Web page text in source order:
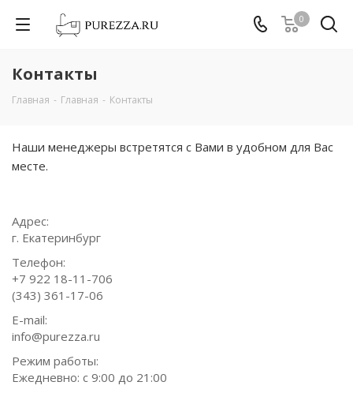
0
Контакты
Главная - Главная - Контакты
Наши менеджеры встретятся с Вами в удобном для Вас
месте.
Адрес:
г. Екатеринбург
Телефон:
+7 922 18-11-706
(343) 361-17-06
E-mail:
info@purezza.ru
Режим работы:
Ежедневно: с 9:00 до 21:00